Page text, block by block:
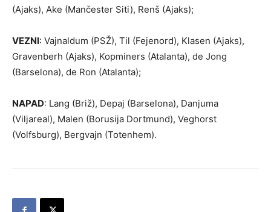
(Ajaks), Ake (Mančester Siti), Renš (Ajaks);
VEZNI: Vajnaldum (PSŽ), Til (Fejenord), Klasen (Ajaks),
Gravenberh (Ajaks), Kopminers (Atalanta), de Jong
(Barselona), de Ron (Atalanta);
NAPAD: Lang (Briž), Depaj (Barselona), Danjuma
(Viljareal), Malen (Borusija Dortmund), Veghorst
(Volfsburg), Bergvajn (Totenhem).